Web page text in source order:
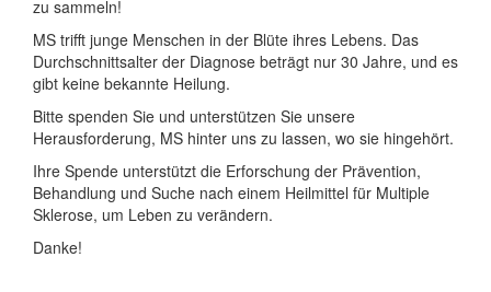
zu sammeln!
MS trifft junge Menschen in der Blüte ihres Lebens. Das
Durchschnittsalter der Diagnose beträgt nur 30 Jahre, und es
gibt keine bekannte Heilung.
Bitte spenden Sie und unterstützen Sie unsere
Herausforderung, MS hinter uns zu lassen, wo sie hingehört.
Ihre Spende unterstützt die Erforschung der Prävention,
Behandlung und Suche nach einem Heilmittel für Multiple
Sklerose, um Leben zu verändern.
Danke!